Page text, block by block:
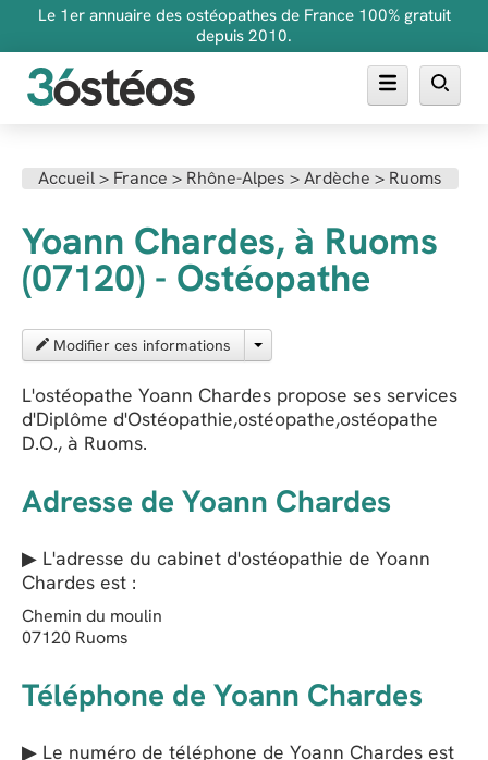
Le 1er annuaire des ostéopathes de France 100% gratuit
depuis 2010.
Inscrire son cabinet
Accueil> France > Rhône-Alpes >Ardèche > Ruoms
Yoann Chardes, à Ruoms
(07120) - Ostéopathe
Modifier ces informations
L'ostéopathe Yoann Chardes propose ses services
d'Diplôme d'Ostéopathie,ostéopathe,ostéopathe
D.O., à Ruoms.
Adresse de Yoann Chardes
▶ L'adresse du cabinet d'ostéopathie de Yoann
Chardes est :
Chemin du moulin
07120 Ruoms
Téléphone de Yoann Chardes
▶ Le numéro de téléphone de Yoann Chardes est